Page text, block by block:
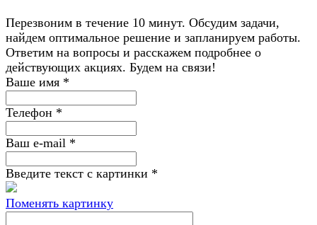
Перезвоним в течение 10 минут. Обсудим задачи,
найдем оптимальное решение и запланируем работы.
Ответим на вопросы и расскажем подробнее о
действующих акциях. Будем на связи!
Ваше имя *
Телефон *
Ваш e-mail *
Введите текст с картинки *
Поменять картинку